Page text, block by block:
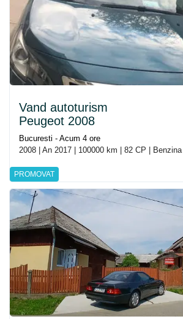
PROMOVAT
Vand autoturism
Peugeot 2008
Bucuresti - Acum 4 ore
2008 | An 2017 | 100000 km | 82 CP | Benzina |